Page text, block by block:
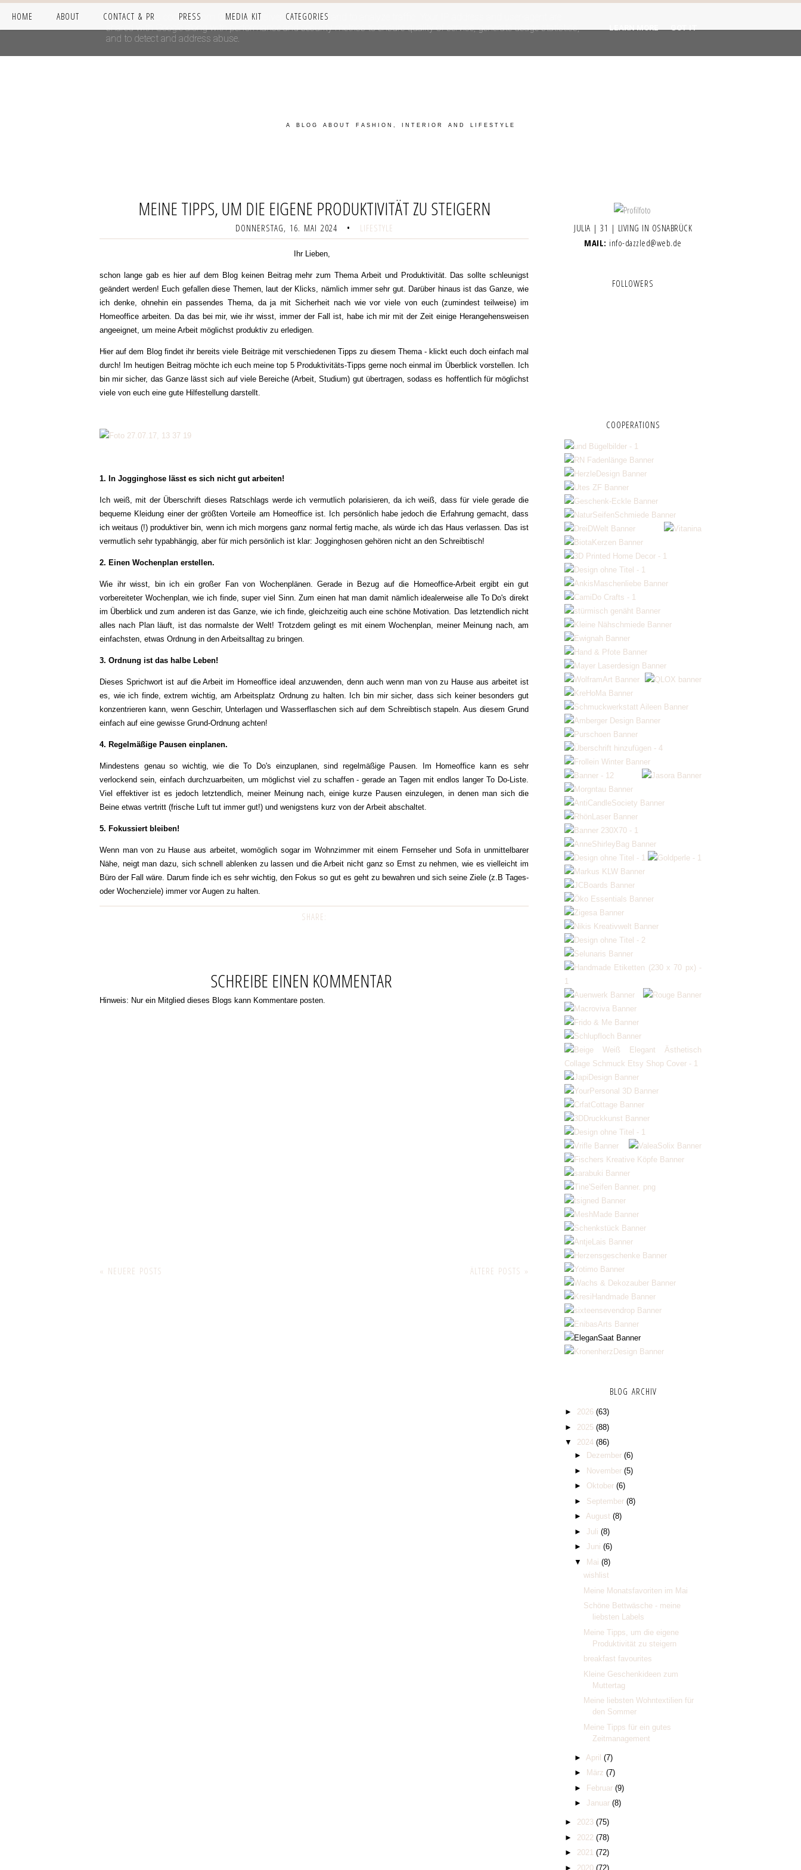
HOME ABOUT CONTACT & PR PRESS MEDIA KIT CATEGORIES
A BLOG ABOUT FASHION, INTERIOR AND LIFESTYLE
MEINE TIPPS, UM DIE EIGENE PRODUKTIVITÄT ZU STEIGERN
DONNERSTAG, 16. MAI 2024 • LIFESTYLE
Ihr Lieben,
schon lange gab es hier auf dem Blog keinen Beitrag mehr zum Thema Arbeit und Produktivität. Das sollte schleunigst
geändert werden! Euch gefallen diese Themen, laut der Klicks, nämlich immer sehr gut. Darüber hinaus ist das Ganze, wie
ich denke, ohnehin ein passendes Thema, da ja mit Sicherheit nach wie vor viele von euch (zumindest teilweise) im
Homeoffice arbeiten. Da das bei mir, wie ihr wisst, immer der Fall ist, habe ich mir mit der Zeit einige Herangehensweisen
angeeignet, um meine Arbeit möglichst produktiv zu erledigen.
Hier auf dem Blog findet ihr bereits viele Beiträge mit verschiedenen Tipps zu diesem Thema - klickt euch doch einfach mal
durch! Im heutigen Beitrag möchte ich euch meine top 5 Produktivitäts-Tipps gerne noch einmal im Überblick vorstellen. Ich
bin mir sicher, das Ganze lässt sich auf viele Bereiche (Arbeit, Studium) gut übertragen, sodass es hoffentlich für möglichst
viele von euch eine gute Hilfestellung darstellt.
1. In Jogginghose lässt es sich nicht gut arbeiten!
Ich weiß, mit der Überschrift dieses Ratschlags werde ich vermutlich polarisieren, da ich weiß, dass für viele gerade die
bequeme Kleidung einer der größten Vorteile am Homeoffice ist. Ich persönlich habe jedoch die Erfahrung gemacht, dass
ich weitaus (!) produktiver bin, wenn ich mich morgens ganz normal fertig mache, als würde ich das Haus verlassen. Das ist
vermutlich sehr typabhängig, aber für mich persönlich ist klar: Jogginghosen gehören nicht an den Schreibtisch!
2. Einen Wochenplan erstellen.
Wie ihr wisst, bin ich ein großer Fan von Wochenplänen. Gerade in Bezug auf die Homeoffice-Arbeit ergibt ein gut
vorbereiteter Wochenplan, wie ich finde, super viel Sinn. Zum einen hat man damit nämlich idealerweise alle To Do's direkt
im Überblick und zum anderen ist das Ganze, wie ich finde, gleichzeitig auch eine schöne Motivation. Das letztendlich nicht
alles nach Plan läuft, ist das normalste der Welt! Trotzdem gelingt es mit einem Wochenplan, meiner Meinung nach, am
einfachsten, etwas Ordnung in den Arbeitsalltag zu bringen.
3. Ordnung ist das halbe Leben!
Dieses Sprichwort ist auf die Arbeit im Homeoffice ideal anzuwenden, denn auch wenn man von zu Hause aus arbeitet ist
es, wie ich finde, extrem wichtig, am Arbeitsplatz Ordnung zu halten. Ich bin mir sicher, dass sich keiner besonders gut
konzentrieren kann, wenn Geschirr, Unterlagen und Wasserflaschen sich auf dem Schreibtisch stapeln. Aus diesem Grund
einfach auf eine gewisse Grund-Ordnung achten!
4. Regelmäßige Pausen einplanen.
Mindestens genau so wichtig, wie die To Do's einzuplanen, sind regelmäßige Pausen. Im Homeoffice kann es sehr
verlockend sein, einfach durchzuarbeiten, um möglichst viel zu schaffen - gerade an Tagen mit endlos langer To Do-Liste.
Viel effektiver ist es jedoch letztendlich, meiner Meinung nach, einige kurze Pausen einzulegen, in denen man sich die
Beine etwas vertritt (frische Luft tut immer gut!) und wenigstens kurz von der Arbeit abschaltet.
5. Fokussiert bleiben!
Wenn man von zu Hause aus arbeitet, womöglich sogar im Wohnzimmer mit einem Fernseher und Sofa in unmittelbarer
Nähe, neigt man dazu, sich schnell ablenken zu lassen und die Arbeit nicht ganz so Ernst zu nehmen, wie es vielleicht im
Büro der Fall wäre. Darum finde ich es sehr wichtig, den Fokus so gut es geht zu bewahren und sich seine Ziele (z.B Tages-
oder Wochenziele) immer vor Augen zu halten.
SHARE:
SCHREIBE EINEN KOMMENTAR
Hinweis: Nur ein Mitglied dieses Blogs kann Kommentare posten.
« NEUERE POSTS ÄLTERE POSTS »
JULIA | 31 | LIVING IN OSNABRÜCK
MAIL: info-dazzled@web.de
FOLLOWERS
COOPERATIONS
BLOG ARCHIV
► 2026 (63)
► 2025 (88)
▼ 2024 (86)
►
Dezember (6)
►
November (5)
► Oktober (6)
► September (8)
► August (8)
► Juli (8)
► Juni (6)
▼
Mai (8)
wishlist
Meine Monatsfavoriten im Mai
Schöne Bettwäsche - meine
liebsten Labels
Meine Tipps, um die eigene
Produktivität zu steigern
breakfast favourites
Kleine Geschenkideen zum
Muttertag
Meine liebsten Wohntextilien für
den Sommer
Meine Tipps für ein gutes
Zeitmanagement
► April (7)
►
März (7)
► Februar (9)
► Januar (8)
► 2023 (75)
► 2022 (78)
► 2021 (72)
► 2020 (72)
This site uses cookies from Google to deliver its services and to analyze traffic. Your IP address and user-agent are
shared with Google along with performance and security metrics to ensure quality of service, generate usage statistics,
and to detect and address abuse.
LEARN MORE GOT IT